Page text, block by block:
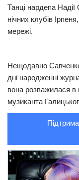
Привітання
Кримінал
Трагедії
Курйози
Суспільство
Шоу-біз
#Війна
Танці нардепа
нічних клубів
мережі.
Нещодавно
дні наpoдженні
вона розважилася в
музиканта